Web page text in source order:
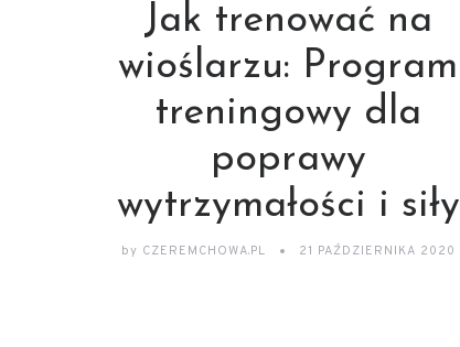
Jak trenować na
wioślarzu: Program
treningowy dla
poprawy
wytrzymałości i siły
by CZEREMCHOWA.PL 21 PAŹDZIERNIKA 2020